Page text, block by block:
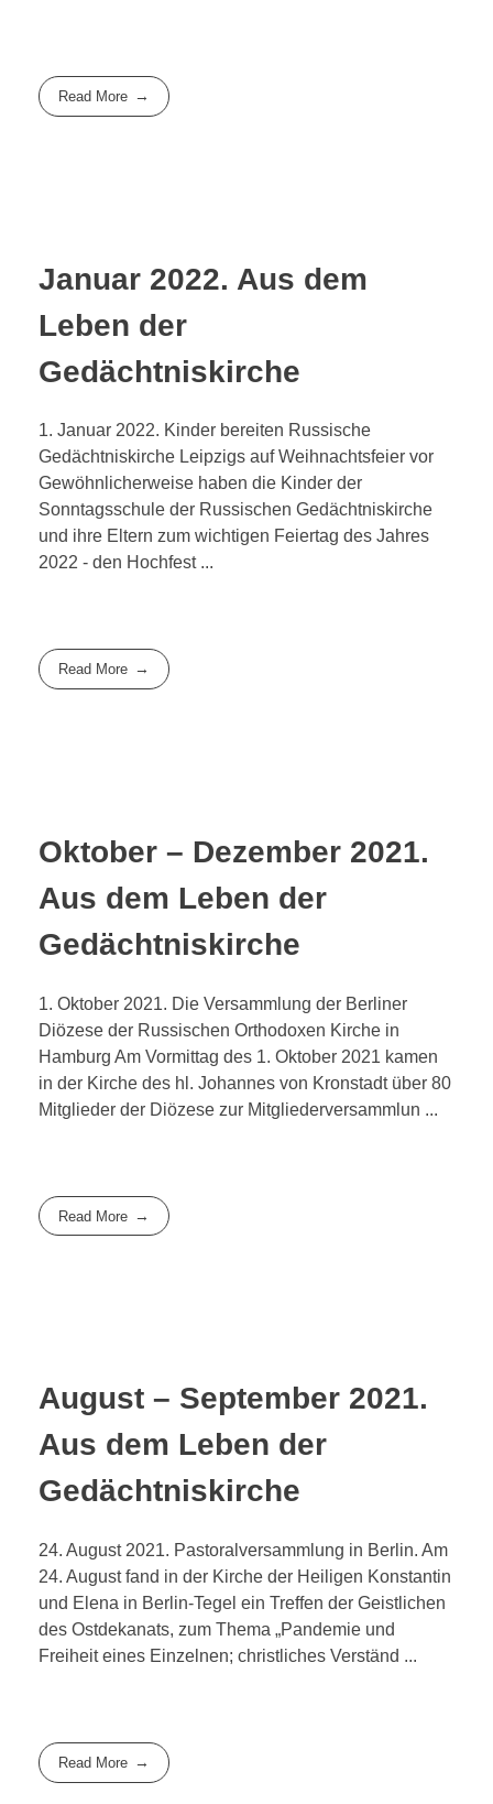
Read More
Januar 2022. Aus dem
Leben der
Gedächtniskirche
1. Januar 2022. Kinder bereiten Russische
Gedächtniskirche Leipzigs auf Weihnachtsfeier vor
Gewöhnlicherweise haben die Kinder der
Sonntagsschule der Russischen Gedächtniskirche
und ihre Eltern zum wichtigen Feiertag des Jahres
2022 - den Hochfest ...
Read More
Oktober – Dezember 2021.
Aus dem Leben der
Gedächtniskirche
1. Oktober 2021. Die Versammlung der Berliner
Diözese der Russischen Orthodoxen Kirche in
Hamburg Am Vormittag des 1. Oktober 2021 kamen
in der Kirche des hl. Johannes von Kronstadt über 80
Mitglieder der Diözese zur Mitgliederversammlun ...
Read More
August – September 2021.
Aus dem Leben der
Gedächtniskirche
24. August 2021. Pastoralversammlung in Berlin. Am
24. August fand in der Kirche der Heiligen Konstantin
und Elena in Berlin-Tegel ein Treffen der Geistlichen
des Ostdekanats, zum Thema „Pandemie und
Freiheit eines Einzelnen; christliches Verständ ...
Read More